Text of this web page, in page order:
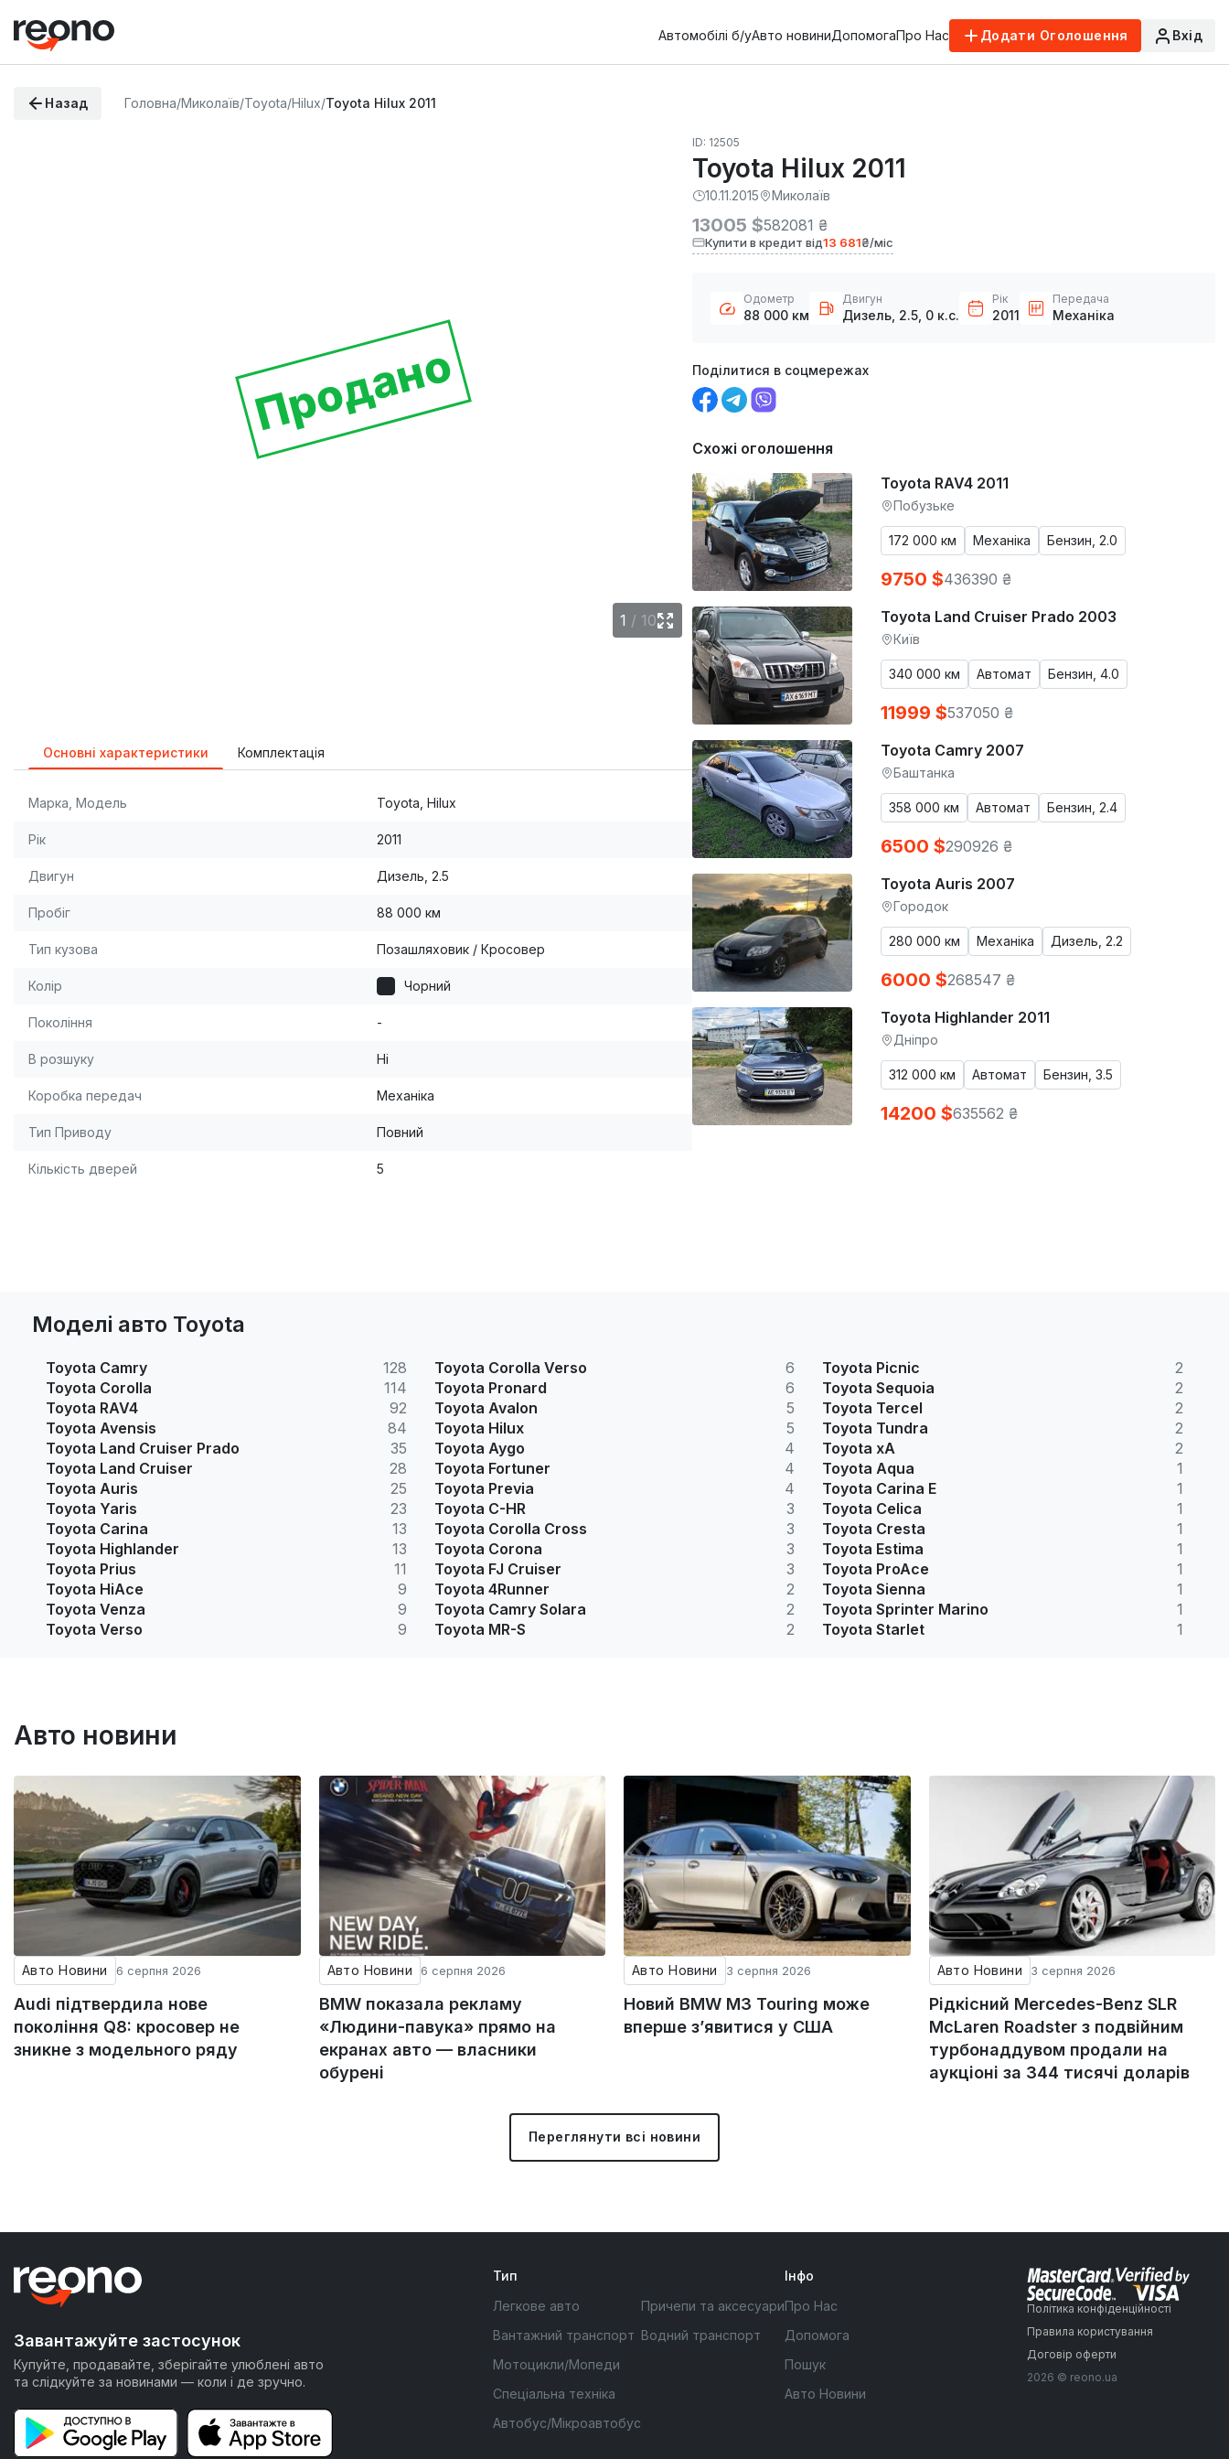
Автомобілі б/уАвто новиниДопомогаПро Нас Додати Оголошення Вхід
Назад Головна/Миколаїв/Toyota/Hilux/Toyota Hilux 2011
Продано
1 / 10
Основні характеристики Комплектація
Марка, Модель Toyota, Hilux
Рік 2011
Двигун Дизель, 2.5
Пробіг 88 000 км
Тип кузова Позашляховик / Кросовер
Колір Чорний
Покоління -
В розшуку Ні
Коробка передач Механіка
Тип Приводу Повний
Кількість дверей 5
ID: 12505
Toyota Hilux 2011
10.11.2015 Миколаїв
13005 $582081 ₴
Купити в кредит від13 681₴/міс
Одометр
88 000 км
Двигун
Дизель, 2.5, 0 к.с.
Рік
2011
Передача
Механіка
Поділитися в соцмережах
Схожі оголошення
Toyota RAV4 2011
Побузьке
172 000 км Механіка Бензин, 2.0
9750 $436390 ₴
Toyota Land Cruiser Prado 2003
Київ
340 000 км Автомат Бензин, 4.0
11999 $537050 ₴
Toyota Camry 2007
Баштанка
358 000 км Автомат Бензин, 2.4
6500 $290926 ₴
Toyota Auris 2007
Городок
280 000 км Механіка Дизель, 2.2
6000 $268547 ₴
Toyota Highlander 2011
Дніпро
312 000 км Автомат Бензин, 3.5
14200 $635562 ₴
Моделі авто Toyota
Toyota Camry
128
Toyota Corolla
114
Toyota RAV4
92
Toyota Avensis
84
Toyota Land Cruiser Prado
35
Toyota Land Cruiser
28
Toyota Auris
25
Toyota Yaris
23
Toyota Carina
13
Toyota Highlander
13
Toyota Prius
11
Toyota HiAce
9
Toyota Venza
9
Toyota Verso
9
Toyota Corolla Verso
6
Toyota Pronard
6
Toyota Avalon
5
Toyota Hilux
5
Toyota Aygo
4
Toyota Fortuner
4
Toyota Previa
4
Toyota C-HR
3
Toyota Corolla Cross
3
Toyota Corona
3
Toyota FJ Cruiser
3
Toyota 4Runner
2
Toyota Camry Solara
2
Toyota MR-S
2
Toyota Picnic
2
Toyota Sequoia
2
Toyota Tercel
2
Toyota Tundra
2
Toyota xA
2
Toyota Aqua
1
Toyota Carina E
1
Toyota Celica
1
Toyota Cresta
1
Toyota Estima
1
Toyota ProAce
1
Toyota Sienna
1
Toyota Sprinter Marino
1
Toyota Starlet
1
Авто новини
Авто Новини 6 серпня 2026
Audi підтвердила нове
покоління Q8: кросовер не
зникне з модельного ряду
Авто Новини 6 серпня 2026
BMW показала рекламу
«Людини-павука» прямо на
екранах авто — власники
обурені
Авто Новини 3 серпня 2026
Новий BMW M3 Touring може
вперше з’явитися у США
Авто Новини 3 серпня 2026
Рідкісний Mercedes-Benz SLR
McLaren Roadster з подвійним
турбонаддувом продали на
аукціоні за 344 тисячі доларів
Переглянути всі новини
Завантажуйте застосунок
Купуйте, продавайте, зберігайте улюблені авто
та слідкуйте за новинами — коли і де зручно.
Тип
Легкове авто
Вантажний транспорт
Мотоцикли/Мопеди
Спеціальна техніка
Автобус/Мікроавтобус
Причепи та аксесуари
Водний транспорт
Інфо
Про Нас
Допомога
Пошук
Авто Новини
Політика конфіденційності
Правила користування
Договір оферти
2026 © reono.ua